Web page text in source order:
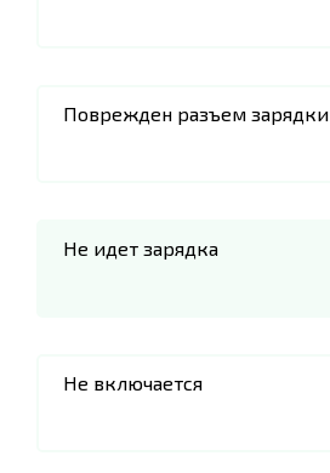
Поврежден разъем зарядки
Не идет зарядка
Не включается